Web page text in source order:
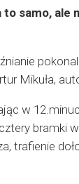
samo, ale
Mikuła,
w
bramki
trafienie